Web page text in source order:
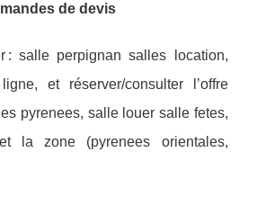
de devis
: salle perpignan salles location,
et réserver/consulter l’offre
pyrenees, salle louer salle fetes,
la zone (pyrenees orientales,